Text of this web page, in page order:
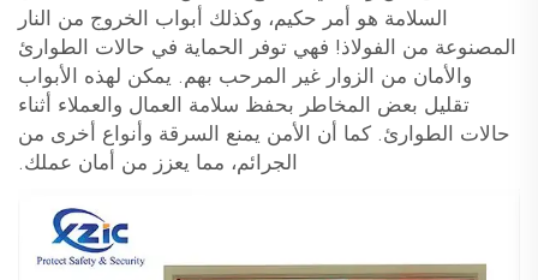
السلامة هو أمر حكيم، وكذلك أبواب الخروج من النار
المصنوعة من الفولاذ! فهي توفر الحماية في حالات الطوارئ
والأمان من الزوار غير المرحب بهم. يمكن لهذه الأبواب
تقليل بعض المخاطر بحفظ سلامة العمال والعملاء أثناء
حالات الطوارئ. كما أن الأمن يمنع السرقة وأنواع أخرى من
الجرائم، مما يعزز من أمان عملك.